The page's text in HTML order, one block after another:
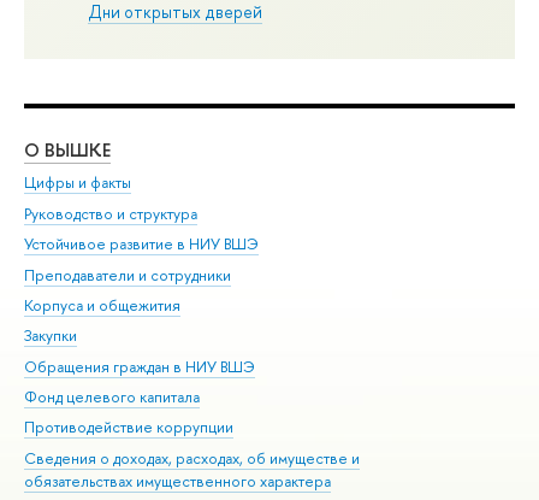
Дни открытых дверей
О ВЫШКЕ
Цифры и факты
Руководство и структура
Устойчивое развитие в НИУ ВШЭ
Преподаватели и сотрудники
Корпуса и общежития
Закупки
Обращения граждан в НИУ ВШЭ
Фонд целевого капитала
Противодействие коррупции
Сведения о доходах, расходах, об имуществе и
обязательствах имущественного характера